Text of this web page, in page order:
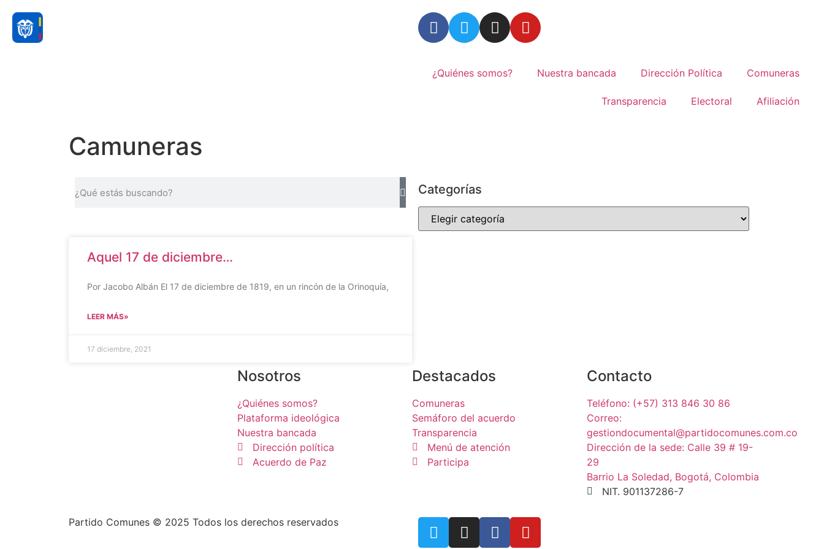
¿Quiénes somos? Nuestra bancada Dirección Política Comuneras
Transparencia Electoral Afiliación
Camuneras
Categorías
Aquel 17 de diciembre…
Por Jacobo Albán El 17 de diciembre de 1819, en un rincón de la Orinoquía,
LEER MÁS»
17 diciembre, 2021
Nosotros
¿Quiénes somos?
Plataforma ideológica
Nuestra bancada
Dirección política
Acuerdo de Paz
Destacados
Comuneras
Semáforo del acuerdo
Transparencia
Menú de atención
Participa
Contacto
Teléfono: (+57) 313 846 30 86
Correo:
gestiondocumental@partidocomunes.com.co
Dirección de la sede: Calle 39 # 19-
29
Barrio La Soledad, Bogotá, Colombia
NIT. 901137286-7
Partido Comunes © 2025 Todos los derechos reservados